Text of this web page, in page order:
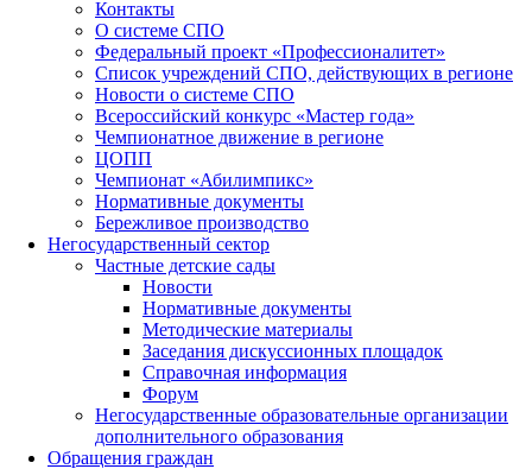
Контакты
О системе СПО
Федеральный проект «Профессионалитет»
Список учреждений СПО, действующих в регионе
Новости о системе СПО
Всероссийский конкурс «Мастер года»
Чемпионатное движение в регионе
ЦОПП
Чемпионат «Абилимпикс»
Нормативные документы
Бережливое производство
Негосударственный сектор
Частные детские сады
Новости
Нормативные документы
Методические материалы
Заседания дискуссионных площадок
Справочная информация
Форум
Негосударственные образовательные организации
дополнительного образования
Обращения граждан